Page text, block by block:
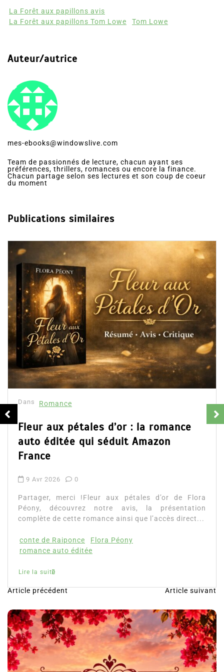
La Forêt aux papillons avis
La Forêt aux papillons Tom Lowe
Tom Lowe
Auteur/autrice
mes-ebooks@windowslive.com
Team de passionnés de lecture, chacun ayant ses
préférences, thrillers, romances ou encore la finance.
Chacun partage selon ses lectures et son coup de coeur
du moment
Publications similaires
Romance
aux pétales d’or : la romance
éditée qui séduit Amazon
2026 0
merci !Fleur aux pétales d’or de Flora
découvrez notre avis, la présentation
de cette romance ainsi que l’accès direct...
de Raiponce
Flora Péony
auto éditée
suite
N
a
v
i
g
Article précédent Article suivant